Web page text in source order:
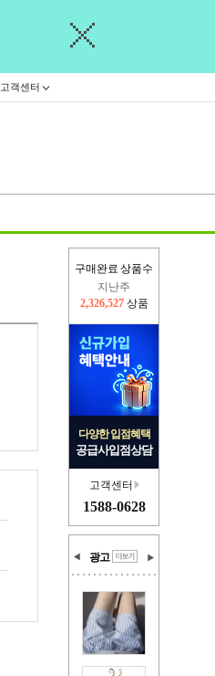
고객센터
구매완료 상품수
지난주
2,326,527상품
이번주
2,291,015 상품
다양한 입점혜택
공급사입점상담
고객센터
1588-0628
광고